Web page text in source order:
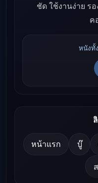
ชัด ใช้งานง่าย ร
ค
หนังทั้
หน้าแรก บู๊